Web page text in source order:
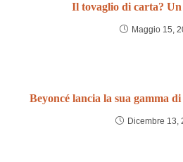
Il tovaglio di carta? Un
Maggio 15,
Beyoncé lancia la sua gamma
Dicembre 13,